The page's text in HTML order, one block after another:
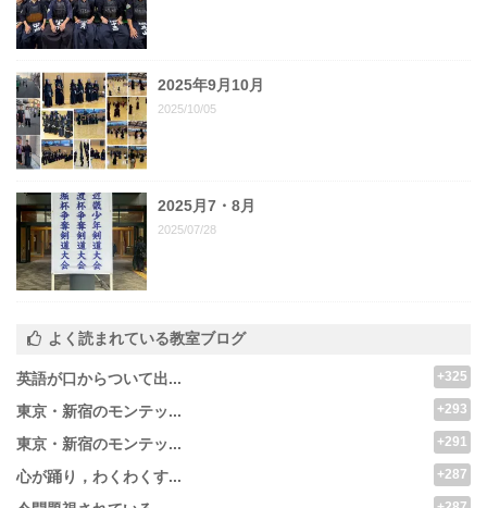
2025年9月10月
2025/10/05
2025月7・8月
2025/07/28
よく読まれている教室ブログ
英語が口からついて出... +325
東京・新宿のモンテッ... +293
東京・新宿のモンテッ... +291
心が踊り，わくわくす... +287